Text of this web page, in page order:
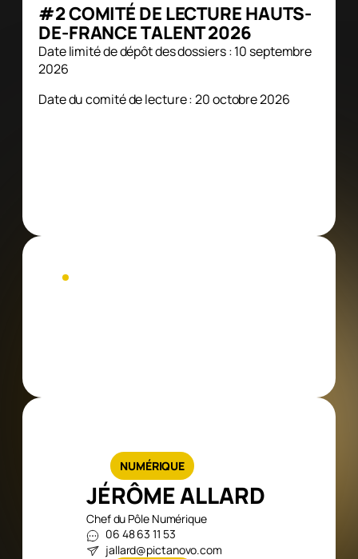
#2 COMITÉ DE LECTURE HAUTS-
DE-FRANCE TALENT 2026
Date limité de dépôt des dossiers : 10 septembre
2026
Date du comité de lecture : 20 octobre 2026
NUMÉRIQUE
JÉRÔME ALLARD
Chef du Pôle Numérique
06 48 63 11 53
jallard@pictanovo.com